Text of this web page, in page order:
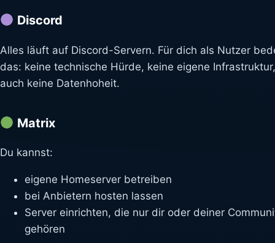
Discord
Alles läuft auf Discord-Servern. Für dich als Nutzer
das: keine technische Hürde, keine eigene
auch keine Datenhoheit.
Matrix
Du kannst:
eigene Homeserver betreiben
bei Anbietern hosten lassen
Server einrichten, die nur dir oder deiner
gehören